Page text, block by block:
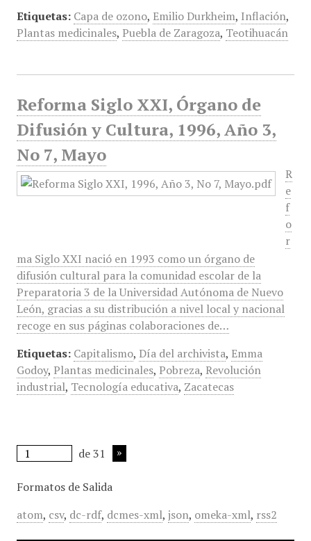
Etiquetas: Capa de ozono, Emilio Durkheim, Inflación,
Plantas medicinales, Puebla de Zaragoza, Teotihuacán
Reforma Siglo XXI, Órgano de
Difusión y Cultura, 1996, Año 3,
No 7, Mayo
R
e
f
o
r
ma Siglo XXI nació en 1993 como un órgano de
difusión cultural para la comunidad escolar de la
Preparatoria 3 de la Universidad Autónoma de Nuevo
León, gracias a su distribución a nivel local y nacional
recoge en sus páginas colaboraciones de…
Etiquetas: Capitalismo, Día del archivista, Emma
Godoy, Plantas medicinales, Pobreza, Revolución
industrial, Tecnología educativa, Zacatecas
de 31
Formatos de Salida
atom, csv, dc-rdf, dcmes-xml, json, omeka-xml, rss2